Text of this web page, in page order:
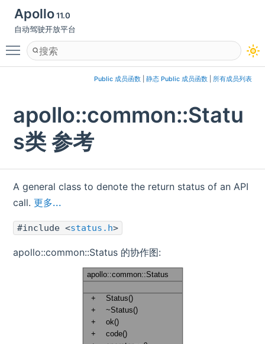
Apollo11.0
自动驾驶开放平台
Toggle main menu visibility
Public 成员函数| 静态 Public 成员函数| 所有成员列表
apollo::common::Statu
s类 参考
A general class to denote the return status of an API
call.更多...
#include <status.h>
apollo::common::Status 的协作图: